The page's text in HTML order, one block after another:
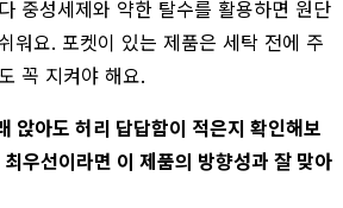
중성세제와 약한 탈수를 활용하면 원단
워요. 포켓이 있는 제품은 세탁 전에 주
꼭 지켜야 해요.
앉아도 허리 답답함이 적은지 확인해보
우선이라면 이 제품의 방향성과 잘 맞아